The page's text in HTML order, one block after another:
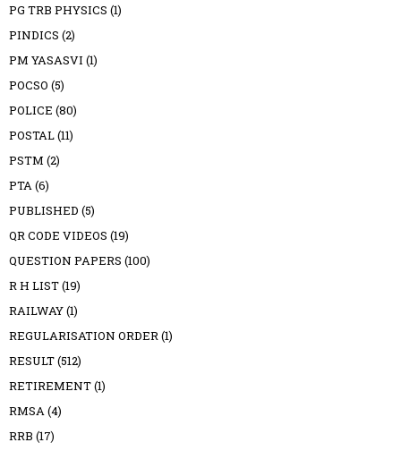
PG TRB PHYSICS (1)
PINDICS (2)
PM YASASVI (1)
POCSO (5)
POLICE (80)
POSTAL(11)
PSTM (2)
PTA(6)
PUBLISHED (5)
QR CODE VIDEOS (19)
QUESTION PAPERS (100)
R H LIST(19)
RAILWAY(1)
REGULARISATION ORDER(1)
RESULT(512)
RETIREMENT(1)
RMSA(4)
RRB (17)